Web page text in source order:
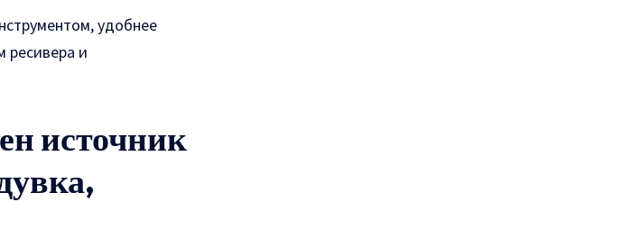
удобнее
ресивера и
источник